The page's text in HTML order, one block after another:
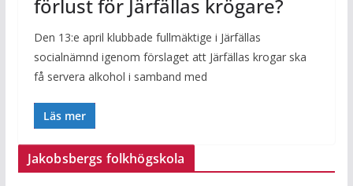
förlust för Järfällas krögare?
Den 13:e april klubbade fullmäktige i Järfällas
socialnämnd igenom förslaget att Järfällas krogar ska
få servera alkohol i samband med
Läs mer
Jakobsbergs folkhögskola